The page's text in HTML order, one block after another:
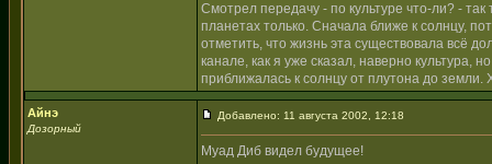
Смотрел передачу - по культуре что-ли? -
планетах только. Сначала ближе к солнцу,
отметить, что жизнь эта существовала всё
канале, как я уже сказал, наверно культура,
приближалась к солнцу от плутона до
Айнэ
Дозорный
Добавлено: 11 августа 2002, 12:18
Муад Диб видел будущее!